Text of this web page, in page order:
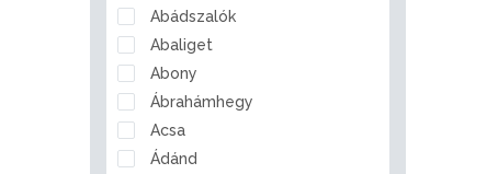
Veszprém
Zala
Abádszalók
Abaliget
Abony
Ábrahámhegy
Acsa
Ádánd